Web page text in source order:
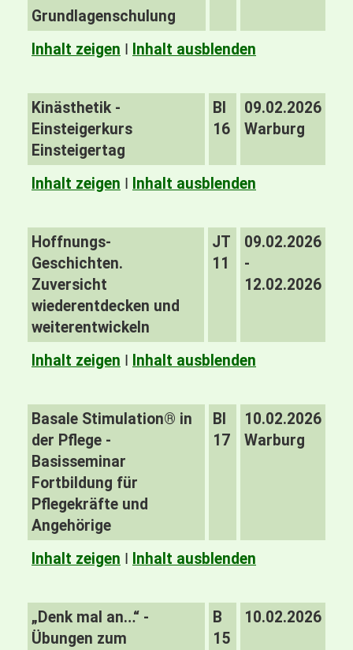
Grundlagenschulung
Inhalt zeigen I Inhalt ausblenden
Kinästhetik -
Einsteigerkurs
Einsteigertag
BI
16
09.02.2026
Warburg
Inhalt zeigen I Inhalt ausblenden
Hoffnungs-
Geschichten.
Zuversicht
wiederentdecken und
weiterentwickeln
JT
11
09.02.2026
-
12.02.2026
Inhalt zeigen I Inhalt ausblenden
Basale Stimulation® in
der Pflege -
Basisseminar
Fortbildung für
Pflegekräfte und
Angehörige
BI
17
10.02.2026
Warburg
Inhalt zeigen I Inhalt ausblenden
„Denk mal an…“ -
Übungen zum
B
15
10.02.2026